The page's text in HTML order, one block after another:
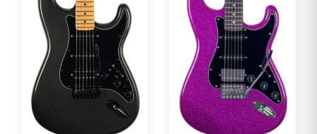
Guitarra Seizi Multi Smart
– Metallic ...
R$ 2.169,00
Guitarra Seizi Fun Katana
Musashi HSS ...
Por :R$ 1.339,00